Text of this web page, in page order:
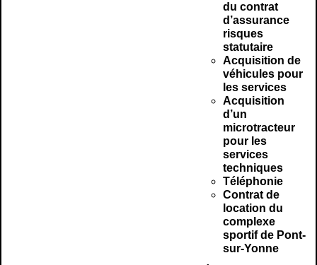
du contrat
d’assurance
risques
statutaire
Acquisition de
véhicules pour
les services
Acquisition
d’un
microtracteur
pour les
services
techniques
Téléphonie
Contrat de
location du
complexe
sportif de Pont-
sur-Yonne